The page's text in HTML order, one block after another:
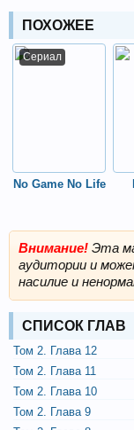
параллельном мире?
ПОХОЖЕЕ
Сериал
No Game No Life
Внимание! Эта
аудитории и
насилие и
СПИСОК ГЛАВ
Том 2. Глава 12
Том 2. Глава 11
Том 2. Глава 10
Том 2. Глава 9